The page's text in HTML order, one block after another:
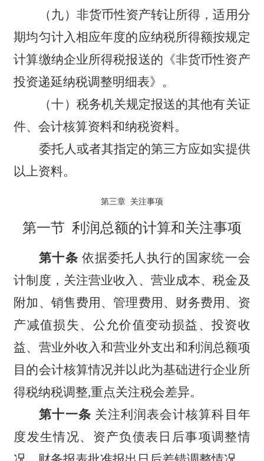
（九）非货币性资产转让所得，适用分
期均匀计入相应年度的应纳税所得额按规定
计算缴纳企业所得税报送的《非货币性资产
投资递延纳税调整明细表》。
（十）税务机关规定报送的其他有关证
件、会计核算资料和纳税资料。
委托人或者其指定的第三方应如实提供
以上资料。
第三章 关注事项
第一节 利润总额的计算和关注事项
第十条 依据委托人执行的国家统一会
计制度，关注营业收入、营业成本、税金及
附加、销售费用、管理费用、财务费用、资
产减值损失、公允价值变动损益、投资收
益、营业外收入和营业外支出和利润总额项
目的会计核算情况并以此为基础进行企业所
得税纳税调整,重点关注税会差异。
第十一条 关注利润表会计核算科目年
度发生情况、资产负债表日后事项调整情